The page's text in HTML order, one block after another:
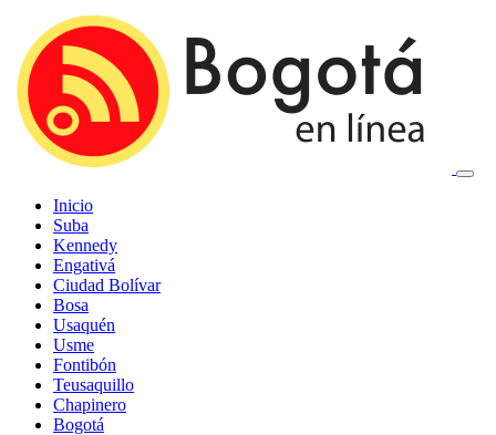
Inicio
Suba
Kennedy
Engativá
Ciudad Bolívar
Bosa
Usaquén
Usme
Fontibón
Teusaquillo
Chapinero
Bogotá